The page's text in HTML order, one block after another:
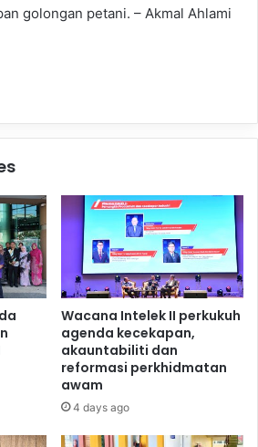
golongan petani. – Akmal Ahlami
Wacana Intelek II perkukuh
agenda kecekapan,
akauntabiliti dan
reformasi perkhidmatan
awam
4 days ago